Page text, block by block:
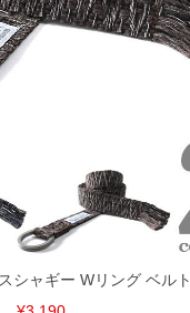
シャギー Wリング ベルト